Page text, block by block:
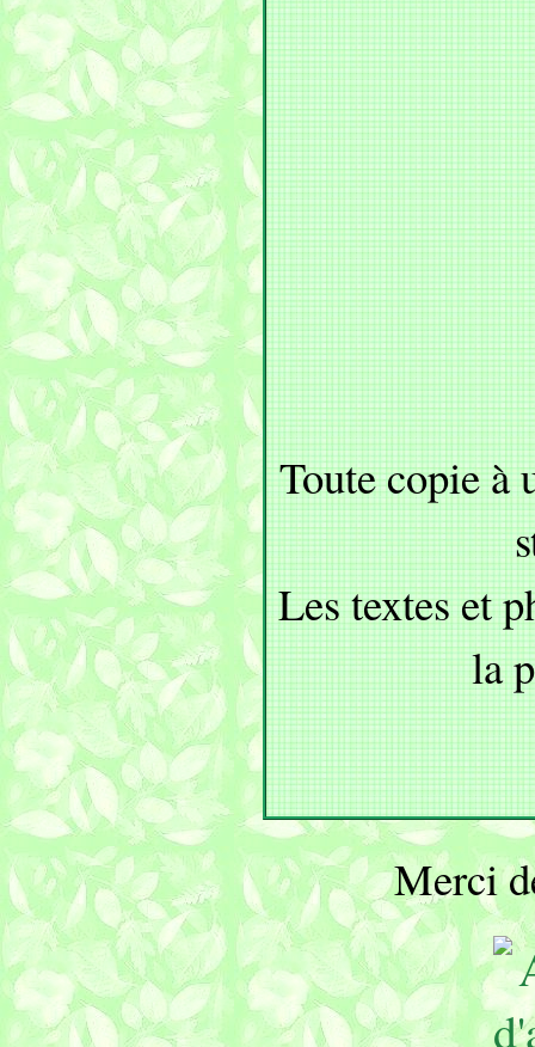
Toute copie à
Les textes et
la
Merci